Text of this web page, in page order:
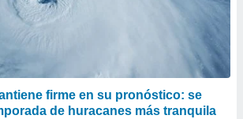
firme en su pronóstico: se
de huracanes más tranquila